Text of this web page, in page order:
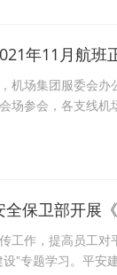
年11月航班
机场集团服委会
场参会，各支线机
保卫部开展
工作，提高员工
”专题学习。平安